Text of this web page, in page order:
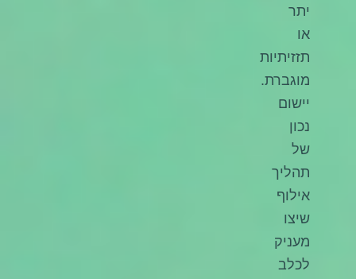
יתר
או
תזזיתיות
מוגברת.
יישום
נכון
של
תהליך
אילוף
שיצו
מעניק
לכלב